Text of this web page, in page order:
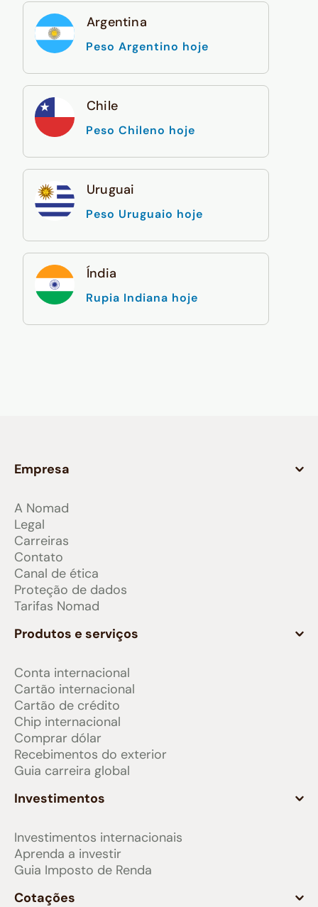
Argentina
Peso Argentino hoje
Chile
Peso Chileno hoje
Uruguai
Peso Uruguaio hoje
Índia
Rupia Indiana hoje
Empresa
A Nomad
Legal
Carreiras
Contato
Canal de ética
Proteção de dados
Tarifas Nomad
Produtos e serviços
Conta internacional
Cartão internacional
Cartão de crédito
Chip internacional
Comprar dólar
Recebimentos do exterior
Guia carreira global
Investimentos
Investimentos internacionais
Aprenda a investir
Guia Imposto de Renda
Cotações